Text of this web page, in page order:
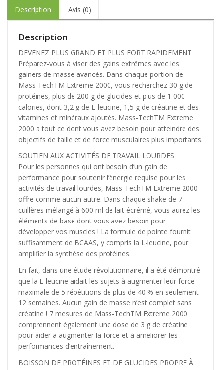
Description Avis (0)
Description
DEVENEZ PLUS GRAND ET PLUS FORT RAPIDEMENT
Préparez-vous à viser des gains extrêmes avec les
gainers de masse avancés. Dans chaque portion de
Mass-TechTM Extreme 2000, vous recherchez 30 g de
protéines, plus de 200 g de glucides et plus de 1 000
calories, dont 3,2 g de L-leucine, 1,5 g de créatine et des
vitamines et minéraux ajoutés. Mass-TechTM Extreme
2000 a tout ce dont vous avez besoin pour atteindre des
objectifs de taille et de force musculaires plus importants.
SOUTIEN AUX ACTIVITÉS DE TRAVAIL LOURDES
Pour les personnes qui ont besoin d’un gain de
performance pour soutenir l’énergie requise pour les
activités de travail lourdes, Mass-TechTM Extreme 2000
offre comme aucun autre. Dans chaque shake de 7
cuillères mélangé à 600 ml de lait écrémé, vous aurez les
éléments de base dont vous avez besoin pour
développer vos muscles ! La formule de pointe fournit
suffisamment de BCAAS, y compris la L-leucine, pour
amplifier la synthèse des protéines.
En fait, dans une étude révolutionnaire, il a été démontré
que la L-leucine aidait les sujets à augmenter leur force
maximale de 5 répétitions de plus de 40 % en seulement
12 semaines. Aucun gain de masse n’est complet sans
créatine ! 7 mesures de Mass-TechTM Extreme 2000
comprennent également une dose de 3 g de créatine
pour aider à augmenter la force et à améliorer les
performances d’entraînement.
BOISSON DE PROTÉINES ET DE GLUCIDES PROPRE À